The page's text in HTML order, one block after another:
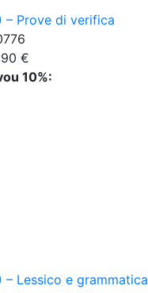
– Prove di verifica
€
10%:
– Lessico e grammatica